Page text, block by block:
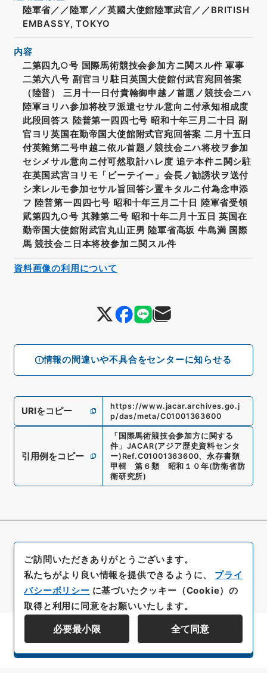
情報の間違いや不具合をセンターに知らせる
陸軍省／／陸軍／／英國大使館陸軍武官／／BRITISH
EMBASSY, TOKYO
内容
二第四九○号 国際馬術競技会参加方ニ関スル件 軍事
二第六八号 副官ヨリ駐日英国大使館付武官宛回答案
（陸普） 三月十一日付貴翰御申越ノ首題ノ競技会ニハ
陸軍ヨリハ参加将校ヲ派遣セサル意向ニ付承知相成度
此段回答ス 陸普第一四四七号 昭和十年三月二十日 副
官ヨリ英国在勤帝国大使館附式官宛回答案 二月十五日
付英雜第二号申越ニ依ル首題ノ競技会ニハ将校ヲ参加
セシメサル意向ニ付可然取計ハレ度 追テ本件ニ関シ駐
在英国武宮ヨリモ「ビーテイー」会長ノ勧誘状ヲ送付
シ来レルモ参加セサル旨回答シ置キタルニ付為念申添
フ 陸普第一四四七号 昭和十年三月二十日 陸軍省受領
貮第四九○号 其雜第二号 昭和十年二月十五日 英国在
勤帝国大使館附武官丸山正男 陸軍省高坂 牛島満 国際
馬 競技会ニ日本将校参加ニ関スル件
URIをコピー
https://www.jacar.archives.go.j
p/das/meta/C01001363600
引用例をコピー
「 国際馬術競技会参加方に関する
件 」 JACAR(アジア歴史資料センタ
ー) Ref.C01001363600、永存書類
甲輯 第６類 昭和１０年(防衛省防
衛研究所)
資料画像の利用について
資料群階層を表示する
ご訪問いただきありがとうございます。
私たちがより良い情報を提供できるように、 プライ
バシーポリシー に基づいたクッキー（Cookie）の
取得と利用に同意をお願いいたします。
必要最小限 全て同意